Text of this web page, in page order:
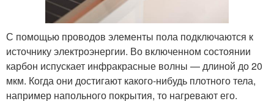
С помощью проводов элементы пола подключаются к
источнику электроэнергии. Во включенном состоянии
карбон испускает инфракрасные волны — длиной до 20
мкм. Когда они достигают какого-нибудь плотного тела,
например напольного покрытия, то нагревают его.